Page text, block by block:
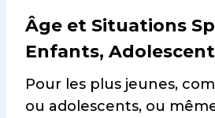
Âge et Situations
Enfants,
Pour les plus jeunes,
ou adolescents, ou